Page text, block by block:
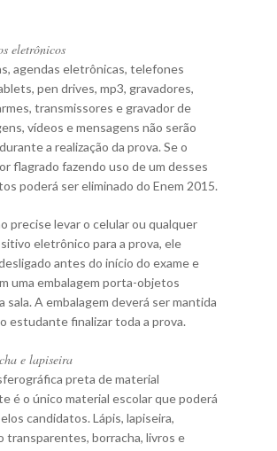
eletrônicos
agendas eletrônicas, telefones
pen drives, mp3, gravadores,
transmissores e gravador de
vídeos e mensagens não serão
a realização da prova. Se o
flagrado fazendo uso de um desses
poderá ser eliminado do Enem 2015.
precise levar o celular ou qualquer
eletrônico para a prova, ele
antes do início do exame e
uma embalagem porta-objetos
sala. A embalagem deverá ser mantida
estudante finalizar toda a prova.
e lapiseira
preta de material
é o único material escolar que poderá
candidatos. Lápis, lapiseira,
transparentes, borracha, livros e